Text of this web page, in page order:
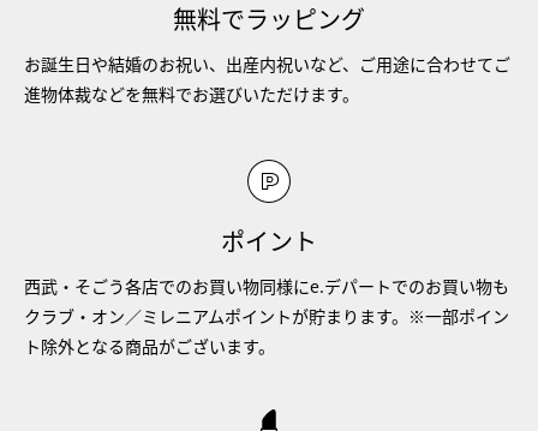
無料でラッピング
お誕生日や結婚のお祝い、出産内祝いなど、ご用途に合わせてご
進物体裁などを無料でお選びいただけます。
ポイント
西武・そごう各店でのお買い物同様にe.デパートでのお買い物も
クラブ・オン／ミレニアムポイントが貯まります。※一部ポイン
ト除外となる商品がございます。